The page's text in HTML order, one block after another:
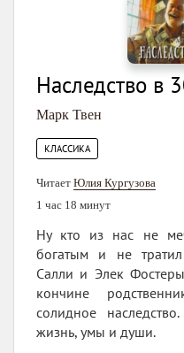
Наследство в
Марк Твен
КЛАССИКА
Читает Юлия Кургузова
1 час 18 минут
Ну кто из нас не
богатым и не
Салли и Элек
кончине
солидное
жизнь, умы и души.